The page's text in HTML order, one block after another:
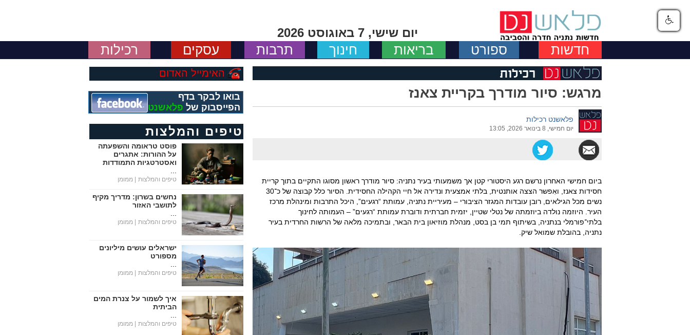
יום שישי, 7 באוגוסט 2026
חדשות ספורט בריאות חינוך תרבות עסקים רכילות
מרגש: סיור מודרך בקריית צאנז
פלאשנט רכילות
יום חמישי, 8 בינואר 2026, 13:05
ביום חמישי האחרון נרשם רגע היסטורי קטן אך משמעותי בעיר נתניה: סיור מודרך ראשון מסוגו התקיים בתוך קריית
חסידות צאנז, ואִפשר הצצה אותנטית, בלתי אמצעית ונדירה אל חיי הקהילה החסידית. הסיור כלל קבוצה של כ־30
נשים מכל הגילאים, רובן עובדות המגזר הציבורי – מעיריית נתניה, עמותת “רגעים”, היכל התרבות ומינהלת מרכז
העיר. היוזמה נולדה ביוזמתה של נטלי שטיין, יזמית חברתית ודוברת עמותת “רגעים” – העמותה לחינוך
בלתי־פורמלי בנתניה, בשיתוף תמי בן בסט, מנהלת מוזיאון בית הבאר, ובתמיכה מלאה של הרשות החרדית בעיר
נתניה, בהובלת שמואל שיק.
האימייל האדום
בואו לבקר בדף
הפייסבוק של פלאשנט
טיפים והמלצות
פוסט טראומה והשפעתה
על ההורות: אתגרים
ואסטרטגיות התמודדות
טיפים והמלצות | ממומן
נחשים בשרון: מדריך מקיף
לתושבי האזור
טיפים והמלצות | ממומן
ישראלים עושים מיליונים
מספורט
טיפים והמלצות | ממומן
איך לשמור על צנרת המים
הביתית
טיפים והמלצות | ממומן